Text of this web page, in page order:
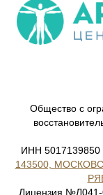
Общество с
ИНН
143500,
Лицензия №Л041-